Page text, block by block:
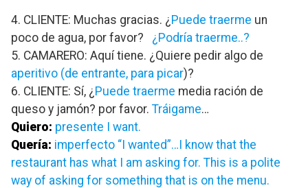
4. CLIENTE: Muchas gracias. ¿ Puede traerme un
poco de agua, por favor? ¿Podría traerme..?
5. CAMARERO: Aquí tiene. ¿Quiere pedir algo de
aperitivo (de entrante, para picar)?
6. CLIENTE: Sí, ¿ Puede traerme media ración de
queso y jamón? por favor. Tráigame…
Quiero: presente I want.
Quería: imperfecto “I wanted”…I know that the
restaurant has what I am asking for. This is a polite
way of asking for something that is on the menu.